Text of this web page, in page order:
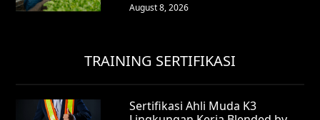
August 8, 2026
TRAINING SERTIFIKASI
Sertifikasi Ahli Muda K3